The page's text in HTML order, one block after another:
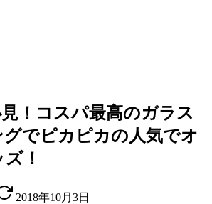
！コスパ最高のガラス
でピカピカの人気でオ
！
2018年10月3日